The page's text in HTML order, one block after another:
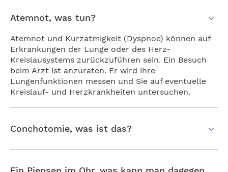
Atemnot, was tun?
Atemnot und Kurzatmigkeit (Dyspnoe) können auf
Erkrankungen der Lunge oder des Herz-
Kreislausystems zurückzuführen sein. Ein Besuch
beim Arzt ist anzuraten. Er wird ihre
Lungenfunktionen messen und Sie auf eventuelle
Kreislauf- und Herzkrankheiten untersuchen.
Conchotomie, was ist das?